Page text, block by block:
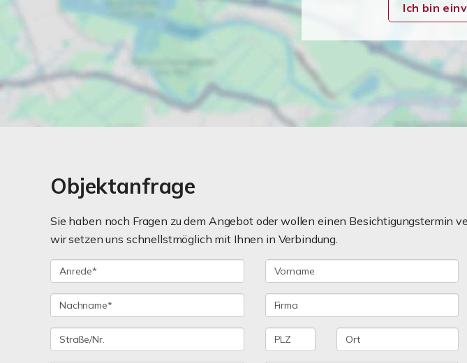
Ich bin
Objektanfrage
Sie haben noch Fragen zu dem Angebot oder wollen einen Besichtigungstermin
wir setzen uns schnellstmöglich mit Ihnen in Verbindung.